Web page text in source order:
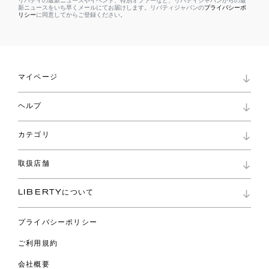
新ニュースをいち早くメールにてお届けします。リバティジャパンのプライバシーポ
リシーに同意してからご登録ください。
マイページ
ロイヤリティプログラム
パスワード再設定
ショッピングバッグ
ヘルプ
お問い合わせ
よくあるご質問
ご利用ガイド
カテゴリ
コレクション
ファブリックス
バッグ
ウェア
ライフスタイル
スペシャル
取扱店舗
リバティ・ファブリックス
LIBERTYについて
プライバシーポリシー
ご利用規約
会社概要